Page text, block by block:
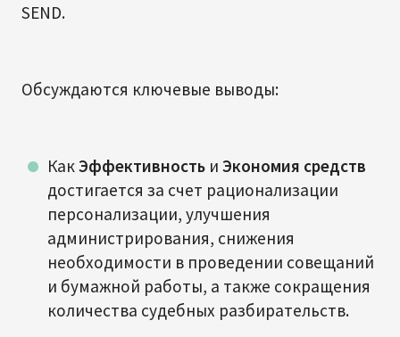
SEND.
Обсуждаются ключевые выводы:
КакЭффективностьи Экономия средств
достигается за счет рационализации
персонализации, улучшения
администрирования, снижения
необходимости в проведении совещаний
и бумажной работы, а также сокращения
количества судебных разбирательств.